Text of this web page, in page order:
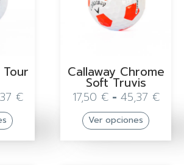
€
Callaway Chrome
Soft Truvis
17,50 € - 45,37 €
Ver opciones